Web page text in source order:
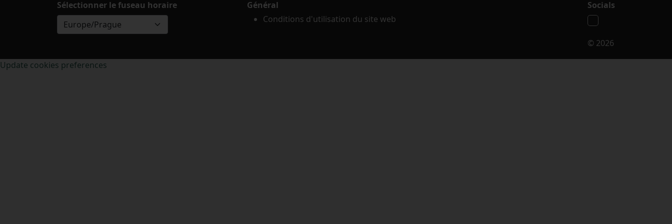
Sélectionner le fuseau horaire
Europe/Prague
Général
Conditions d'utilisation du site web
Socials
© 2026
Update cookies preferences